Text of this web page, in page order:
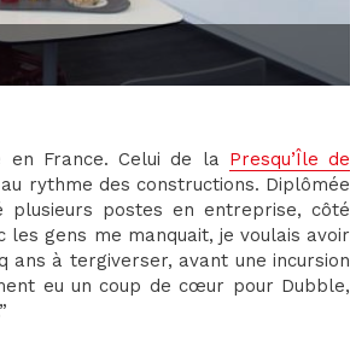
en France. Celui de la Presqu’Île de
rythme des constructions. Diplômée
plusieurs postes en entreprise, côté
gens me manquait, je voulais avoir
ans à tergiverser, avant une incursion
eu un coup de cœur pour Dubble,